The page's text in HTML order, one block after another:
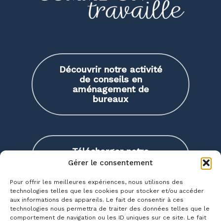
Gérer le consentement
Pour offrir les meilleures expériences, nous utilisons des
technologies telles que les cookies pour stocker et/ou accéder
aux informations des appareils. Le fait de consentir à ces
technologies nous permettra de traiter des données telles que le
comportement de navigation ou les ID uniques sur ce site. Le fait
Découvrir notre activité
de conseils en
aménagement de
bureaux
Télécharger notre
plaquette
S'abonner à Work & the